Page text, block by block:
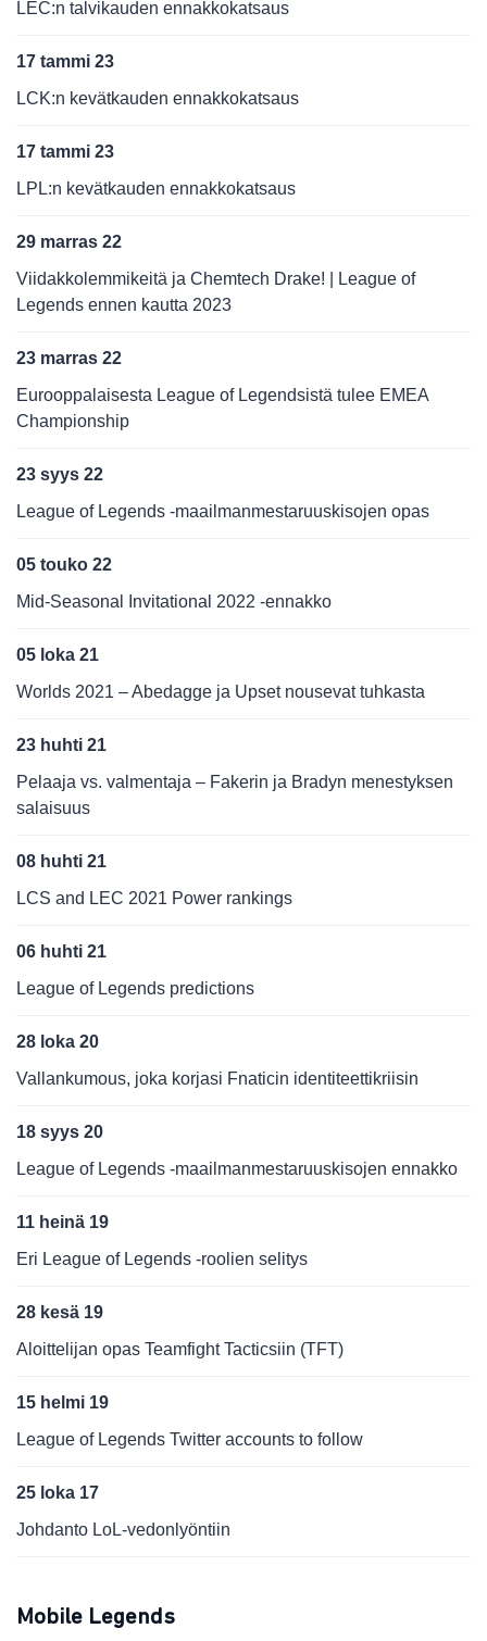
LEC:n talvikauden ennakkokatsaus
17 tammi 23
LCK:n kevätkauden ennakkokatsaus
17 tammi 23
LPL:n kevätkauden ennakkokatsaus
29 marras 22
Viidakkolemmikeitä ja Chemtech Drake! | League of
Legends ennen kautta 2023
23 marras 22
Eurooppalaisesta League of Legendsistä tulee EMEA
Championship
23 syys 22
League of Legends -maailmanmestaruuskisojen opas
05 touko 22
Mid-Seasonal Invitational 2022 -ennakko
05 loka 21
Worlds 2021 – Abedagge ja Upset nousevat tuhkasta
23 huhti 21
Pelaaja vs. valmentaja – Fakerin ja Bradyn menestyksen
salaisuus
08 huhti 21
LCS and LEC 2021 Power rankings
06 huhti 21
League of Legends predictions
28 loka 20
Vallankumous, joka korjasi Fnaticin identiteettikriisin
18 syys 20
League of Legends -maailmanmestaruuskisojen ennakko
11 heinä 19
Eri League of Legends -roolien selitys
28 kesä 19
Aloittelijan opas Teamfight Tacticsiin (TFT)
15 helmi 19
League of Legends Twitter accounts to follow
25 loka 17
Johdanto LoL-vedonlyöntiin
Mobile Legends